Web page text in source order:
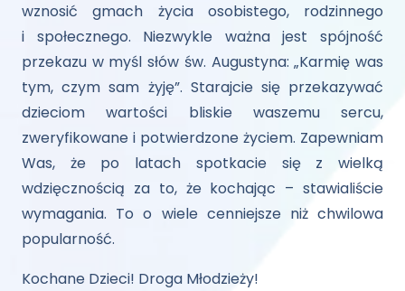
wznosić gmach życia osobistego, rodzinnego
i społecznego. Niezwykle ważna jest spójność
przekazu w myśl słów św. Augustyna: „Karmię was
tym, czym sam żyję”. Starajcie się przekazywać
dzieciom wartości bliskie waszemu sercu,
zweryfikowane i potwierdzone życiem. Zapewniam
Was, że po latach spotkacie się z wielką
wdzięcznością za to, że kochając – stawialiście
wymagania. To o wiele cenniejsze niż chwilowa
popularność.
Kochane Dzieci! Droga Młodzieży!